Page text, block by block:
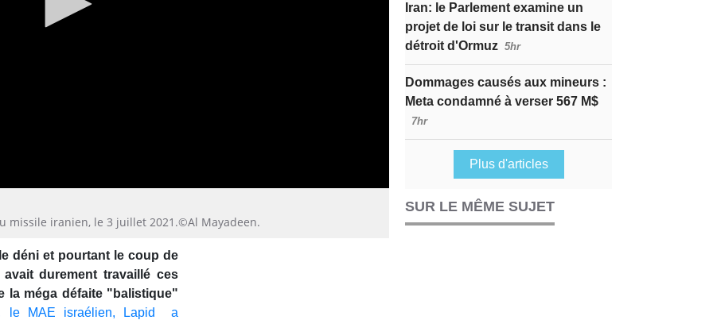
missile iranien, le 3 juillet 2021.©Al Mayadeen.
déni et pourtant le coup de
durement travaillé ces
la méga défaite "balistique"
le MAE israélien, Lapid a
Iran: le Parlement examine un
projet de loi sur le transit dans le
détroit d'Ormuz 5hr
Dommages causés aux mineurs :
Meta condamné à verser 567 M$
7hr
Plus d'articles
SUR LE MÊME SUJET